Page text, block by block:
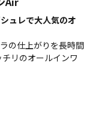
ュレで大人気のオ
の仕上がりを長時間
リのオールインワ